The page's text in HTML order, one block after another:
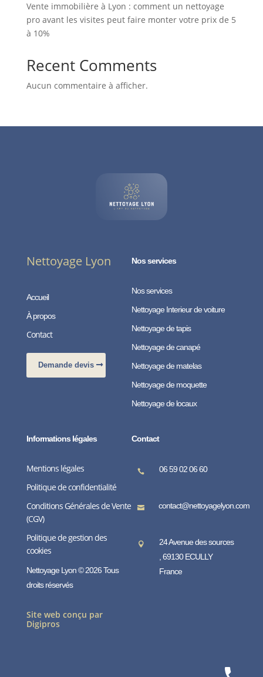
Vente immobilière à Lyon : comment un nettoyage
pro avant les visites peut faire monter votre prix de 5
à 10%
Recent Comments
Aucun commentaire à afficher.
Nettoyage Lyon
Accueil
À propos
Contact
Demande devis
Nos services
Nos services
Nettoyage Interieur de voiture
Nettoyage de tapis
Nettoyage de canapé
Nettoyage de matelas
Nettoyage de moquette
Nettoyage de locaux
Informations légales
Mentions légales
Politique de confidentialité
Conditions Générales de Vente
(CGV)
Politique de gestion des
cookies
Nettoyage Lyon © 2026 Tous
droits réservés
Site web conçu par
Digipros
Contact
 06 59 02 06 60
 contact@nettoyagelyon.com

24 Avenue des sources
, 69130 ECULLY
France